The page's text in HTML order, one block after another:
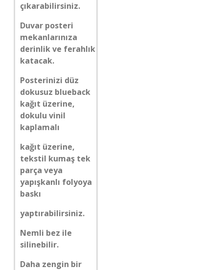
çıkarabilirsiniz.
Duvar posteri
mekanlarınıza
derinlik ve ferahlık
katacak.
Posterinizi düz
dokusuz blueback
kağıt üzerine,
dokulu vinil
kaplamalı
kağıt üzerine,
tekstil kumaş tek
parça veya
yapışkanlı folyoya
baskı
yaptırabilirsiniz.
Nemli bez ile
silinebilir.
Daha zengin bir